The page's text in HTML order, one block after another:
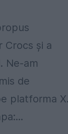
Crocs și a
Ne-am
de
platforma X.